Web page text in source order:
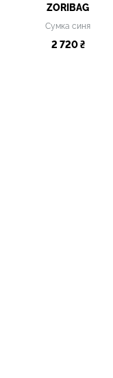
ZORIBAG
Сумка синя
2 720 ₴